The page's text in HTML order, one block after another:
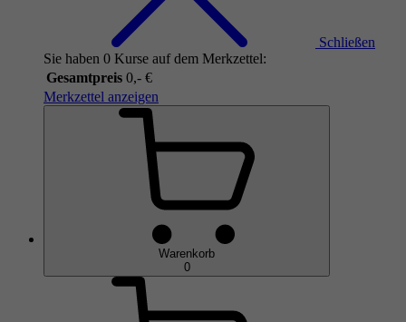
Schließen
Sie haben 0 Kurse auf dem Merkzettel:
Gesamtpreis 0,- €
Merkzettel anzeigen
Warenkorb
0